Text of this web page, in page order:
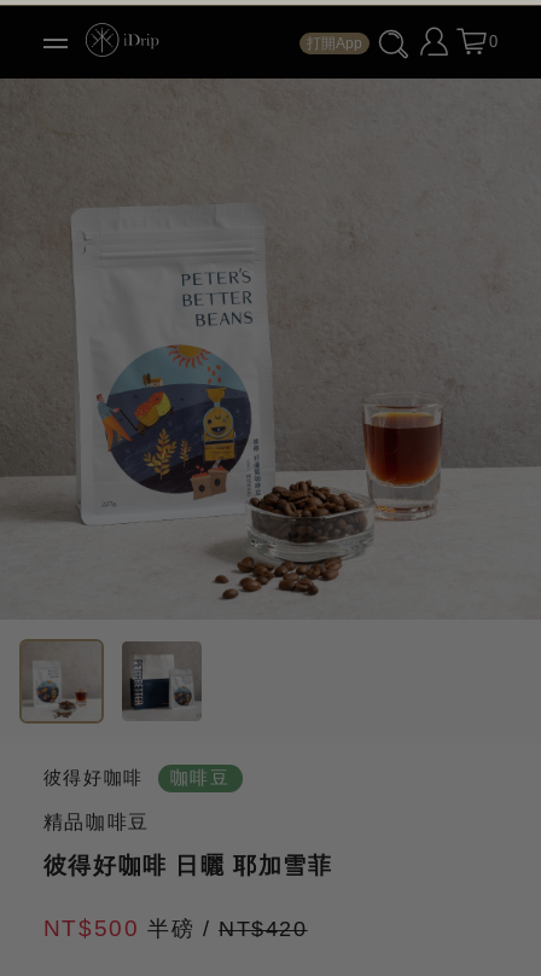
打開App 0
彼得好咖啡 咖啡豆
精品咖啡豆
彼得好咖啡 日曬 耶加雪菲
NT$500半磅 /NT$420